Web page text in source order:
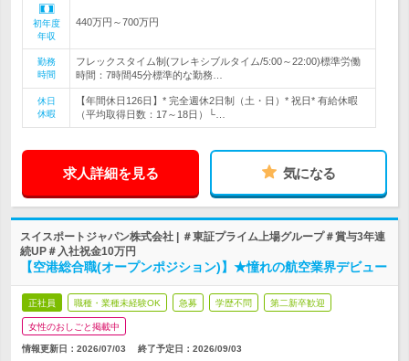
初年度
年収
440万円～700万円
勤務
時間
フレックスタイム制(フレキシブルタイム/5:00～22:00)標準労働
時間：7時間45分標準的な勤務…
休日
休暇
【年間休日126日】* 完全週休2日制（土・日）* 祝日* 有給休暇
（平均取得日数：17～18日）└…
求人詳細を見る 気になる
スイスポートジャパン株式会社 | ＃東証プライム上場グループ＃賞与3年連
続UP＃入社祝金10万円
【空港総合職(オープンポジション)】★憧れの航空業界デビュー
正社員 職種・業種未経験OK 急募 学歴不問 第二新卒歓迎
女性のおしごと掲載中
情報更新日：2026/07/03 終了予定日： 2026/09/03